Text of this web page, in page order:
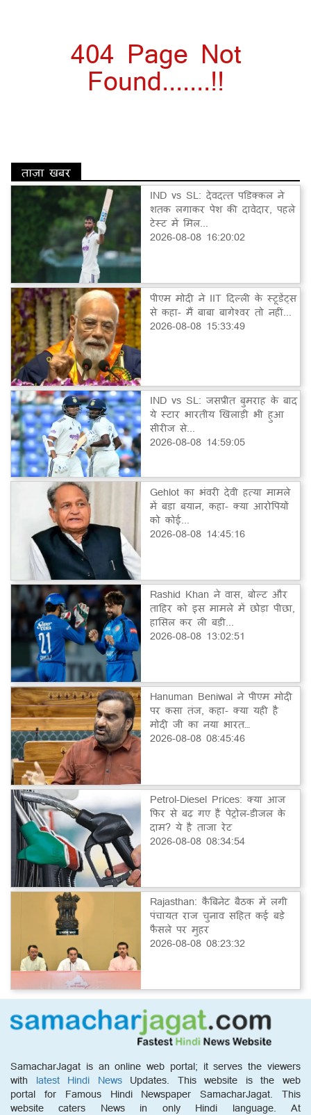
404 Page Not
Found.......!!
ताज़ा खबर
IND vs SL: देवदत्त पडिक्कल ने
शतक लगाकर पेश की दावेदार, पहले
टेस्ट में मिल...
2026-08-08 16:20:02
पीएम मोदी ने IIT दिल्ली के स्टूडेंट्स
से कहा- मैं बाबा बागेश्वर तो नहीं...
2026-08-08 15:33:49
IND vs SL: जसप्रीत बुमराह के बाद
ये स्टार भारतीय खिलाड़ी भी हुआ
सीरीज से...
2026-08-08 14:59:05
Gehlot का भंवरी देवी हत्या मामले
में बड़ा बयान, कहा- क्या आरोपियों
को कोई...
2026-08-08 14:45:16
Rashid Khan ने वास, बोल्ट और
ताहिर को इस मामले में छोड़ा पीछा,
हासिल कर ली बड़ी...
2026-08-08 13:02:51
Hanuman Beniwal ने पीएम मोदी
पर कसा तंज, कहा- क्या यही है
मोदी जी का नया भारत…
2026-08-08 08:45:46
Petrol-Diesel Prices: क्या आज
फिर से बढ़ गए हैं पेट्रोल-डीजल के
दाम? ये है ताजा रेट
2026-08-08 08:34:54
Rajasthan: कैबिनेट बैठक में लगी
पंचायत राज चुनाव सहित कई बड़े
फैसले पर मुहर
2026-08-08 08:23:32
SamacharJagat is an online web portal; it serves the viewers
with latest Hindi NewsUpdates. This website is the web
portal for Famous Hindi Newspaper SamacharJagat. This
website caters News in only Hindi language. At